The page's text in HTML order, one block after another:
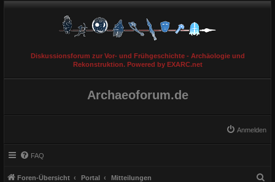
Diskussionsforum zur Vor- und Frühgeschichte - Archäologie und
Rekonstruktion. Powered by EXARC.net
Archaeoforum.de
Anmelden
FAQ
Foren-Übersicht Portal Mitteilungen